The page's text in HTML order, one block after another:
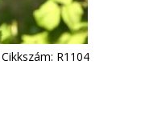
Cikkszám: R1104